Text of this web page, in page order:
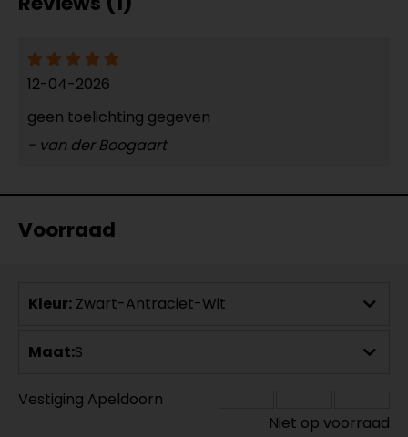
12-04-2026
geen toelichting gegeven
- van der Boogaart
Voorraad
Kleur: Zwart-Antraciet-Wit
Maat:S
Vestiging Apeldoorn
Niet op voorraad